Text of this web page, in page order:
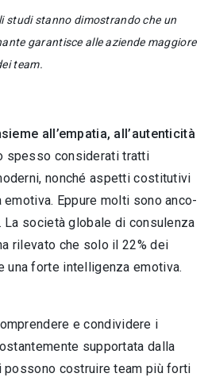
studi stanno dimostrando che un
garantisce alle aziende maggiore
team.
all’empatia, all’autenticità
spesso considerati tratti
nonché aspetti costitutivi
emotiva. Eppure molti sono anco­
La società globale di consulenza
rilevato che solo il 22% dei
una forte intelligenza emotiva.
e condi­videre i
supportata dalla
pos­sono costruire team più forti